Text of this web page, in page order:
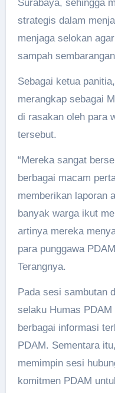
Surabaya, sehingga
strategis dalam
menjaga selokan
sampah
Sebagai ketua
merangkap sebagai
di rasakan oleh para
tersebut.
“Mereka sangat
berbagai macam
memberikan laporan
banyak warga ikut
artinya mereka
para punggawa
Terangnya.
Pada sesi sambutan
selaku Humas
berbagai informasi
PDAM. Sementara
memimpin sesi
komitmen PDAM